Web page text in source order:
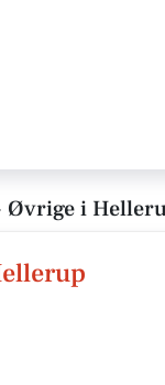
Øvrige i